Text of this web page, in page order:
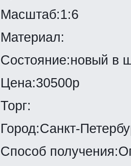
Масштаб:1:6
Материал:
Состояние:новый в
Цена:30500р
Торг:
Город:Санкт-
Способ